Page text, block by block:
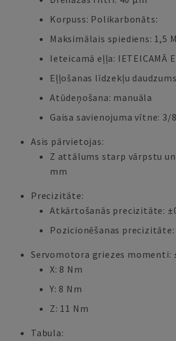
Korpuss: Polikarbonāts:
Maksimālais spiediens: 1,5
Ieteicamā eļļa: IETEICAMĀ
Eļļošanas līdzekļu
Atūdeņošana: manuāla
Gaisa savienojuma vītne: 3/
Asis pārvietojas:
Z attālums starp vārpstu un
mm
Precizitāte:
Atkārtošanās precizitāte:
Pozicionēšanas precizitāte:
Servomotora griezes momenti:
X: 8 Nm
Y: 8 Nm
Z: 11 Nm
Tabula: